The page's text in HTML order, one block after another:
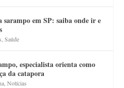
sarampo em SP: saiba onde ir e
,Saúde
especialista orienta como
da catapora
,Notícias